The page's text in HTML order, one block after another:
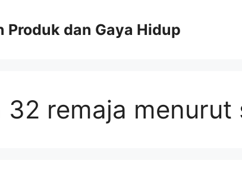
Produk dan Gaya Hidup
32 remaja menurut